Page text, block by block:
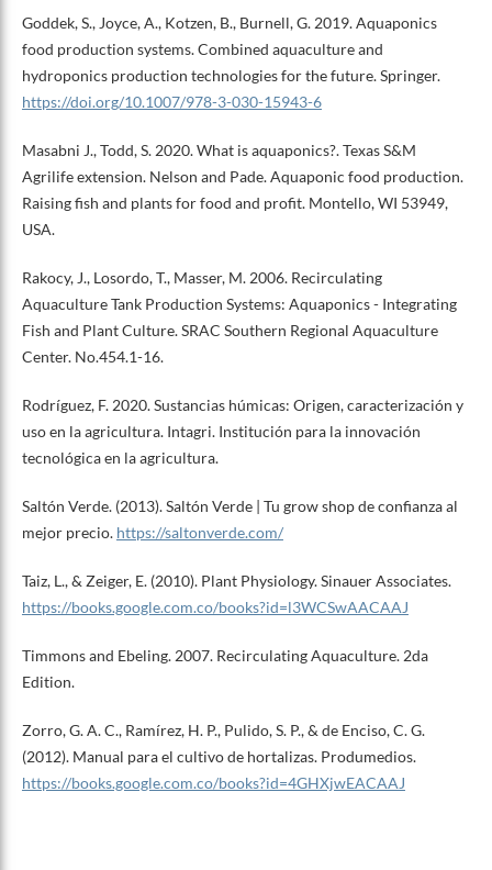
Goddek, S., Joyce, A., Kotzen, B., Burnell, G. 2019. Aquaponics
food production systems. Combined aquaculture and
hydroponics production technologies for the future. Springer.
https://doi.org/10.1007/978-3-030-15943-6
Masabni J., Todd, S. 2020. What is aquaponics?. Texas S&M
Agrilife extension. Nelson and Pade. Aquaponic food production.
Raising fish and plants for food and profit. Montello, WI 53949,
USA.
Rakocy, J., Losordo, T., Masser, M. 2006. Recirculating
Aquaculture Tank Production Systems: Aquaponics - Integrating
Fish and Plant Culture. SRAC Southern Regional Aquaculture
Center. No.454.1-16.
Rodríguez, F. 2020. Sustancias húmicas: Origen, caracterización y
uso en la agricultura. Intagri. Institución para la innovación
tecnológica en la agricultura.
Saltón Verde. (2013). Saltón Verde | Tu grow shop de confianza al
mejor precio. https://saltonverde.com/
Taiz, L., & Zeiger, E. (2010). Plant Physiology. Sinauer Associates.
https://books.google.com.co/books?id=l3WCSwAACAAJ
Timmons and Ebeling. 2007. Recirculating Aquaculture. 2da
Edition.
Zorro, G. A. C., Ramírez, H. P., Pulido, S. P., & de Enciso, C. G.
(2012). Manual para el cultivo de hortalizas. Produmedios.
https://books.google.com.co/books?id=4GHXjwEACAAJ